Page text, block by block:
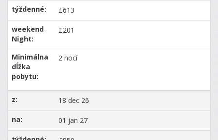
£613
£201
2 nocí
18 dec 26
01 jan 27